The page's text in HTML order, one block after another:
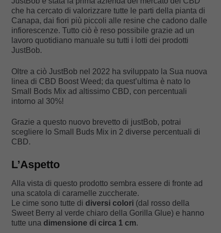
che ha cercato di valorizzare tutte le parti della pianta di
Canapa, dai fiori più piccoli alle resine che cadono dalle
infiorescenze. Tutto ciò è reso possibile grazie ad un
lavoro quotidiano manuale su tutti i lotti dei prodotti
JustBob.
Oltre a ciò JustBob nel 2022 ha sviluppato la Sua nuova
linea di CBD Boost Weed; da quest’ultima è nato lo
Small Bods Mix ad altissimo CBD, con percentuali
intorno al 30%!
Grazie a questo nuovo brevetto di justBob, potrai
scegliere lo Small Buds Mix in 2 diverse percentuali di
CBD.
L’Aspetto
Alla vista di questo prodotto sembra essere di fronte ad
una scatola di caramelle zuccherate.
Le cime sono tutte di diversi colori(dal rosso della
Sweet Berry al verde chiaro della Gorilla Glue) e hanno
tutte una dimensione di circa 1 cm.